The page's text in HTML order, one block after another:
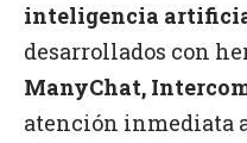
inteligencia
desarrollados con
ManyChat,
atención inmediata